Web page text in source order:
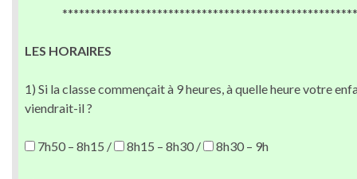
LES HORAIRES
1) Si la classe commençait à 9 heures, à quelle heure votre
viendrait-il ?
7h50 – 8h15 / 8h15 – 8h30 / 8h30 – 9h